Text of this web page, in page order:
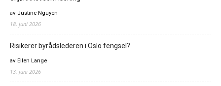
av Justine Nguyen
18. juni 2026
Risikerer byrådslederen i Oslo fengsel?
av Ellen Lange
13. juni 2026